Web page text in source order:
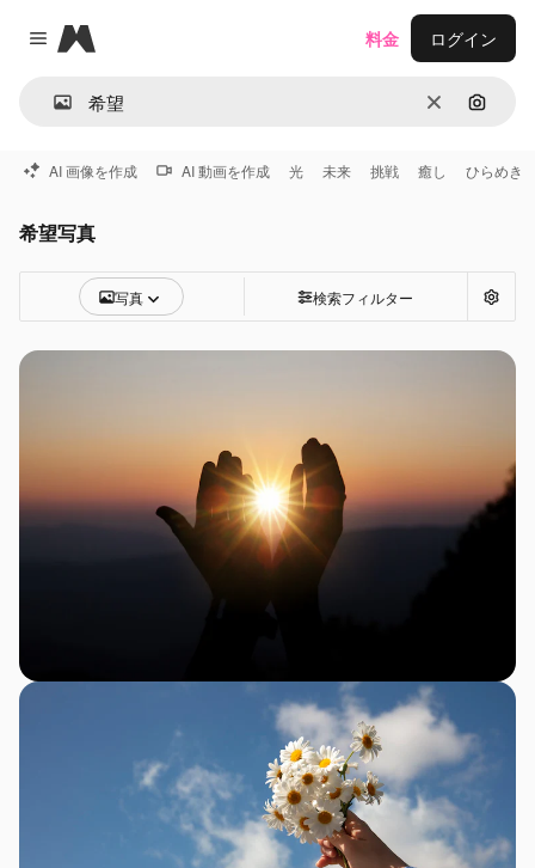
Close menu
Magnific
消去 画像で
料金 ログイン
AI 画像を作成 AI 動画を作成 光 未来 挑戦 癒し ひらめき
希望写真
写真 検索フィルター